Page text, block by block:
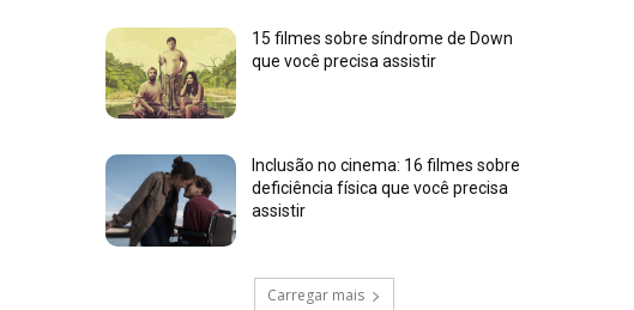
15 filmes sobre síndrome de Down
que você precisa assistir
Inclusão no cinema: 16 filmes sobre
deficiência física que você precisa
assistir
Carregar mais